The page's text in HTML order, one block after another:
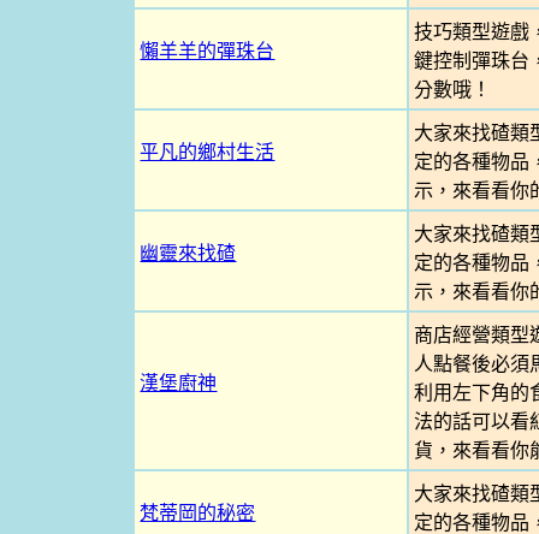
懶羊羊的彈珠台
技巧類型遊戲
鍵控制彈珠台
分數哦！
平凡的鄉村生活
大家來找碴類
定的各種物品
示，來看看你
幽靈來找碴
大家來找碴類
定的各種物品
示，來看看你
漢堡廚神
商店經營類型
人點餐後必須
利用左下角的
法的話可以看
貨，來看看你
梵蒂岡的秘密
大家來找碴類
定的各種物品